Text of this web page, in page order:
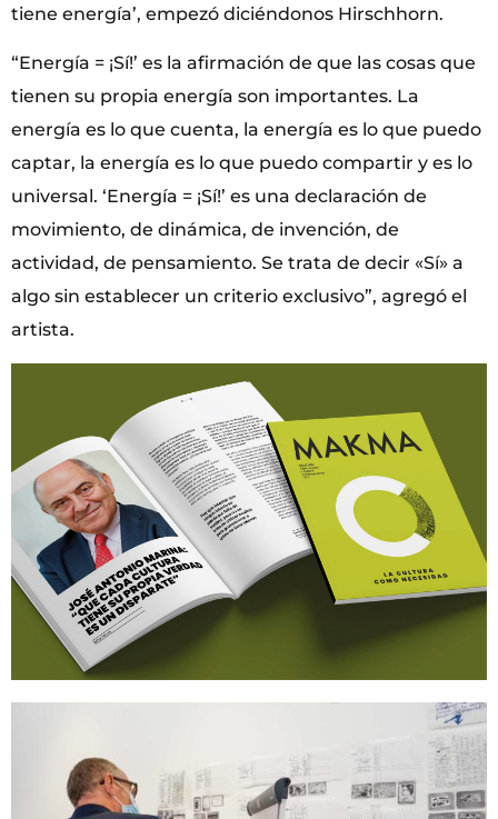
tiene energía’, empezó diciéndonos Hirschhorn.
“Energía = ¡Sí!’ es la afirmación de que las cosas que
tienen su propia energía son importantes. La
energía es lo que cuenta, la energía es lo que puedo
captar, la energía es lo que puedo compartir y es lo
universal. ‘Energía = ¡Sí!’ es una declaración de
movimiento, de dinámica, de invención, de
actividad, de pensamiento. Se trata de decir «Sí» a
algo sin establecer un criterio exclusivo”, agregó el
artista.